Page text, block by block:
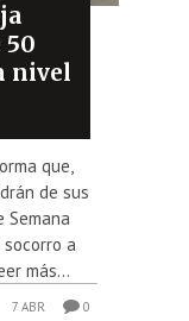
nivel
que,
de sus
Semana
a
más...
7 ABR 0